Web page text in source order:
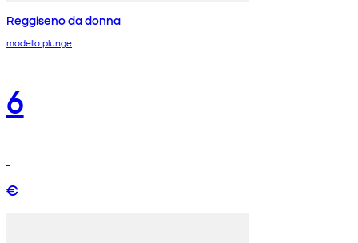
Reggiseno da donna
modello plunge
6
€